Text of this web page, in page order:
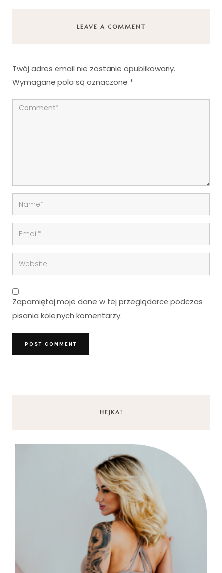
LEAVE A COMMENT
Twój adres email nie zostanie opublikowany.
Wymagane pola są oznaczone *
Zapamiętaj moje dane w tej przeglądarce podczas
pisania kolejnych komentarzy.
HEJKA!